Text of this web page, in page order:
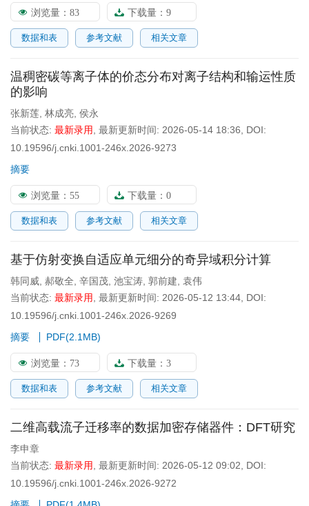
浏览量： 83 下载量： 9
数据和表 参考文献 相关文章
温稠密碳等离子体的价态分布对离子结构和输运性质
的影响
张新莲 林成亮 侯永
当前状态: 最新录用 最新更新时间: 2026-05-14 18:36
DOI:
10.19596/j.cnki.1001-246x.2026-9273
摘要
浏览量： 55 下载量： 0
数据和表 参考文献 相关文章
基于仿射变换自适应单元细分的奇异域积分计算
韩同威 郝敬全 辛国茂 池宝涛 郭前建
袁伟
当前状态: 最新录用 最新更新时间: 2026-05-12 13:44 DOI:
10.19596/j.cnki.1001-246x.2026-9269
摘要
PDF(2.1MB)
浏览量： 73 下载量： 3
数据和表 参考文献 相关文章
二维高载流子迁移率的数据加密存储器件：DFT研究
李申章
当前状态: 最新录用 最新更新时间: 2026-05-12 09:02
DOI:
10.19596/j.cnki.1001-246x.2026-9272